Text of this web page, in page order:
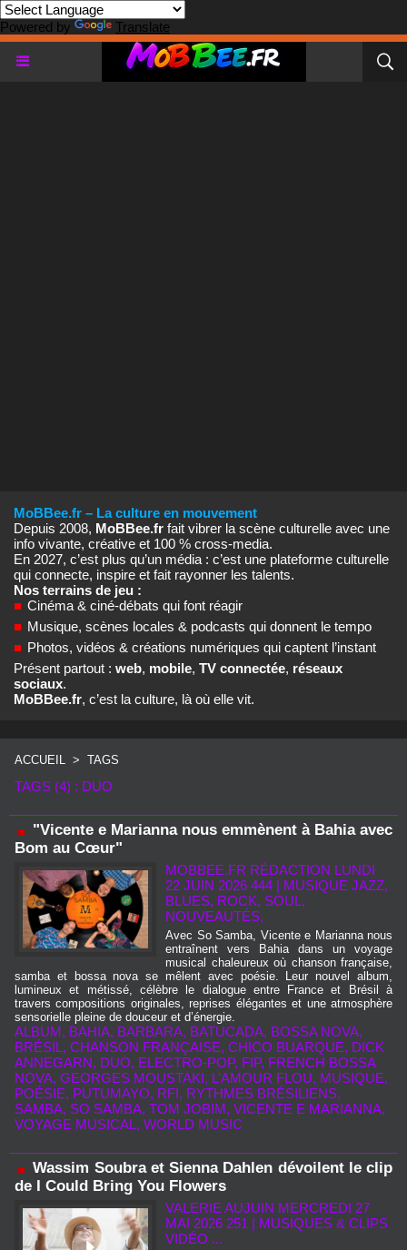
Powered by Translate
MoBBee.fr – La culture en mouvement
Depuis 2008, MoBBee.fr fait vibrer la scène culturelle avec une
info vivante, créative et 100 % cross‑media.
En 2027, c’est plus qu’un média : c’est une plateforme culturelle
qui connecte, inspire et fait rayonner les talents.
Nos terrains de jeu :
■ Cinéma & ciné‑débats qui font réagir
■ Musique, scènes locales & podcasts qui donnent le tempo
■ Photos, vidéos & créations numériques qui captent l’instant
Présent partout : web, mobile, TV connectée, réseaux
sociaux.
MoBBee.fr, c’est la culture, là où elle vit.
ACCUEIL > TAGS
TAGS (4) : DUO
"Vicente e Marianna nous emmènent à Bahia avec
Bom au Cœur"
MOBBEE.FR RÉDACTION LUNDI
22 JUIN 2026 444 | MUSIQUE JAZZ,
BLUES, ROCK, SOUL,
NOUVEAUTÉS,
Avec So Samba, Vicente e Marianna nous
entraînent vers Bahia dans un voyage
musical chaleureux où chanson française,
samba et bossa nova se mêlent avec poésie. Leur nouvel album,
lumineux et métissé, célèbre le dialogue entre France et Brésil à
travers compositions originales, reprises élégantes et une atmosphère
sensorielle pleine de douceur et d’énergie.
ALBUM, BAHIA, BARBARA, BATUCADA, BOSSA NOVA,
BRÉSIL, CHANSON FRANÇAISE, CHICO BUARQUE, DICK
ANNEGARN, DUO, ELECTRO-POP, FIP, FRENCH BOSSA
NOVA, GEORGES MOUSTAKI, L’AMOUR FLOU, MUSIQUE,
POÉSIE, PUTUMAYO, RFI, RYTHMES BRÉSILIENS,
SAMBA, SO SAMBA, TOM JOBIM, VICENTE E MARIANNA,
VOYAGE MUSICAL, WORLD MUSIC
Wassim Soubra et Sienna Dahlen dévoilent le clip
de I Could Bring You Flowers
VALERIE AUJUIN MERCREDI 27
MAI 2026 251 | MUSIQUES & CLIPS
VIDÉO ...